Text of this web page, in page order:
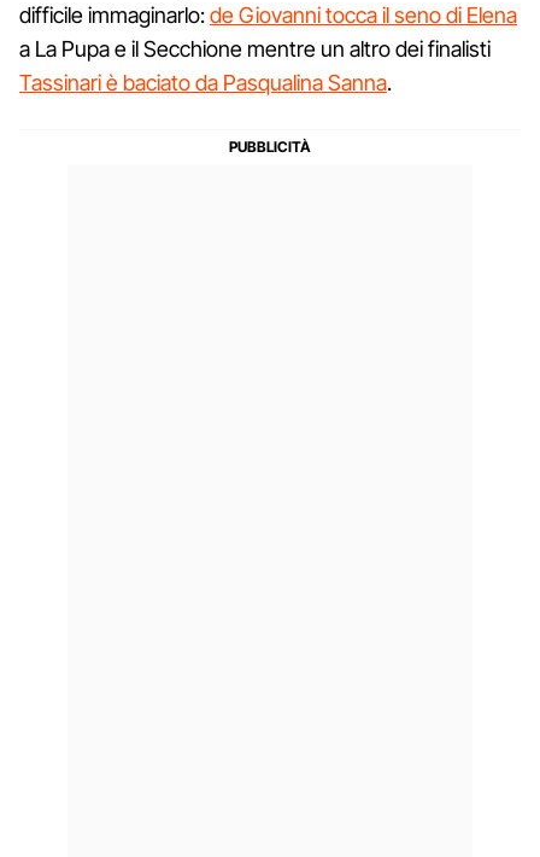
difficile immaginarlo:de Giovanni tocca il seno di Elena
a La Pupa e il Secchione mentre un altro dei finalisti
Tassinari è baciato da Pasqualina Sanna.